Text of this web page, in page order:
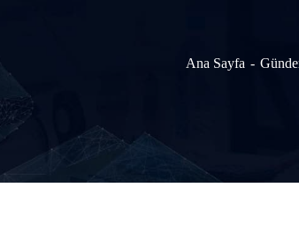
Ana Sayfa